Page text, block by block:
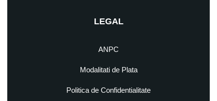
LEGAL
ANPC
Modalitati de Plata
Politica de Confidentialitate